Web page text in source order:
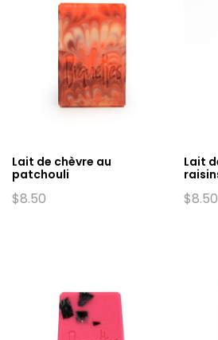
Lait de chèvre au
patchouli
$8.50
Lait
$8.50